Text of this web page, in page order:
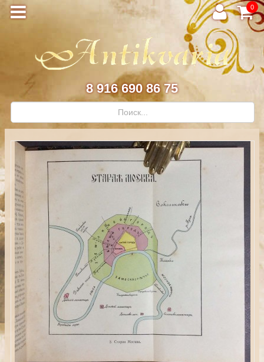
0
8 916 690 86 75